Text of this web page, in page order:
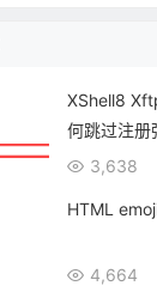
XShell8
何跳过注册
3,638
HTML
4,664